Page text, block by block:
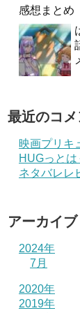
感想まとめ
最近のコメ
映画プリキ
HUGっと
ネタバレレ
アーカイブ
2024年
7月
2020年
2019年